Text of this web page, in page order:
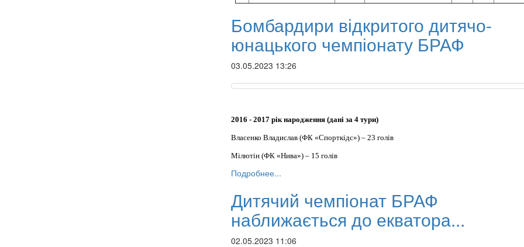
Бомбардири відкритого дитячо-
юнацького чемпіонату БРАФ
03.05.2023 13:26
2016 - 2017 рік народження (дані за 4 тури)
Власенко Владислав (ФК «Спорткідс») – 23 голів
Мілютін (ФК «Нива») – 15 голів
Подробнее...
Дитячий чемпіонат БРАФ
наближається до екватора...
02.05.2023 11:06